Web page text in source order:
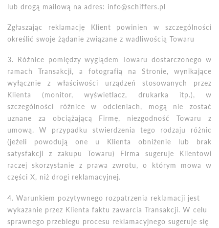
lub drogą mailową na adres: info@schiffers.pl
Zgłaszając reklamację Klient powinien w szczególności
określić swoje żądanie związane z wadliwością Towaru
3. Różnice pomiędzy wyglądem Towaru dostarczonego w
ramach Transakcji, a fotografią na Stronie, wynikające
wyłącznie z właściwości urządzeń stosowanych przez
Klienta (monitor, wyświetlacz, drukarka itp.), w
szczególności różnice w odcieniach, mogą nie zostać
uznane za obciążającą Firmę, niezgodność Towaru z
umową. W przypadku stwierdzenia tego rodzaju różnic
(jeżeli powodują one u Klienta obniżenie lub brak
satysfakcji z zakupu Towaru) Firma sugeruje Klientowi
raczej skorzystanie z prawa zwrotu, o którym mowa w
części X, niż drogi reklamacyjnej.
4. Warunkiem pozytywnego rozpatrzenia reklamacji jest
wykazanie przez Klienta faktu zawarcia Transakcji. W celu
sprawnego przebiegu procesu reklamacyjnego sugeruje się